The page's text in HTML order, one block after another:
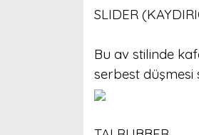
SLIDER
Bu av stilinde
serbest düşmesi